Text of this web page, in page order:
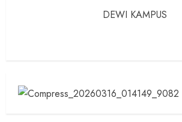
DEWI KAMPUS